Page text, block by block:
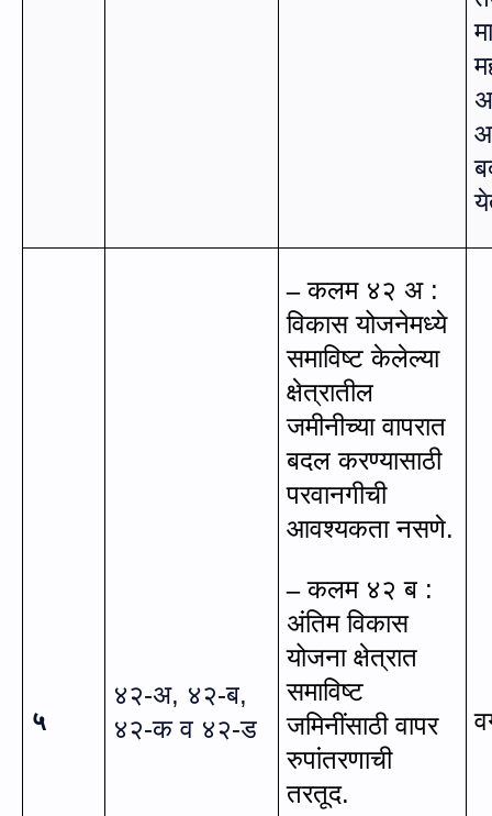
५
४२-अ, ४२-ब,
४२-क व ४२-ड
–कलम ४२ अ :
विकास योजनेमध्ये
समाविष्ट केलेल्या
क्षेत्रातील
जमीनीच्या वापरात
बदल करण्यासाठी
परवानगीची
आवश्यकता नसणे.
– कलम ४२ ब :
अंतिम विकास
योजना क्षेत्रात
समाविष्ट
जमिनींसाठी वापर
रुपांतरणाची
तरतूद.